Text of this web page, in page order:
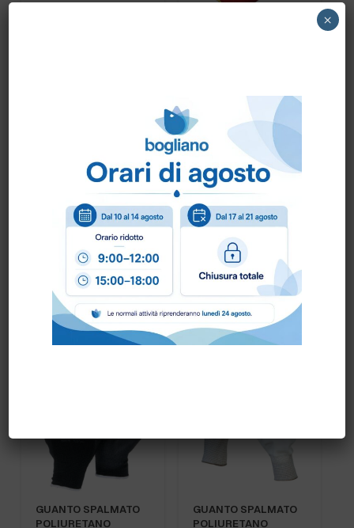
GUANTO MAXI NYLON
paio
PRONTA CONSEGNA
GUANTO SPALMATO
NITRILE ART.3094NT
paio
GUANTO SPALMATO
POLIURETANO
GUANTO SPALMATO
POLIURETANO
×